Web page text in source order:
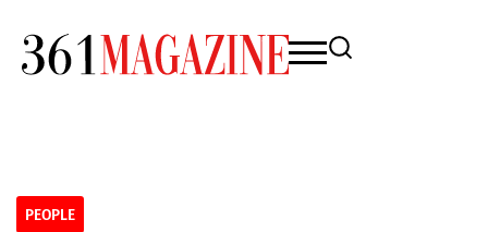
PEOPLE